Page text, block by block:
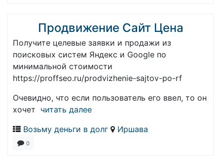
Продвижение Сайт Цена
Получите целевые заявки и продажи из
поисковых систем Яндекс и Google по
минимальной стоимости
https://proffseo.ru/prodvizhenie-sajtov-po-rf
Очевидно, что если пользователь его ввел, то он
хочет читать далее
Возьму деньги в долг
Иршава
0